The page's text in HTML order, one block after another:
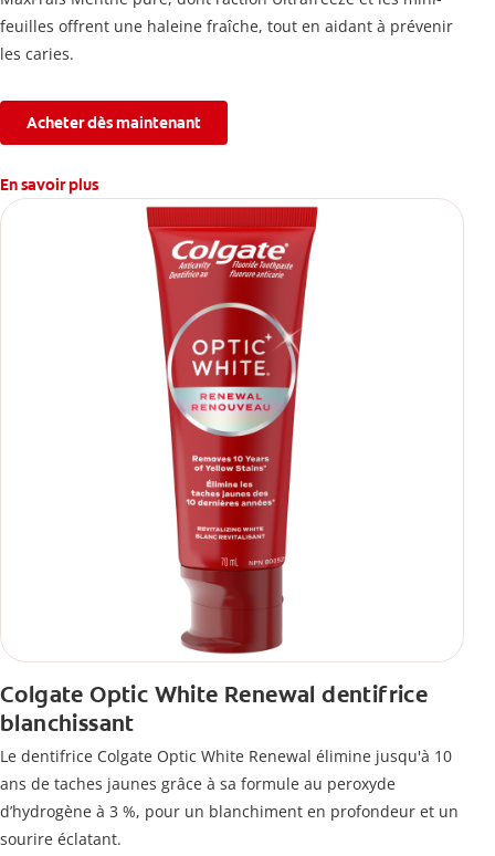
feuilles offrent une haleine fraîche, tout en aidant à prévenir
les caries.
Acheter dès maintenant
En savoir plus
Colgate Optic White Renewal dentifrice
blanchissant
Le dentifrice Colgate Optic White Renewal élimine jusqu'à 10
ans de taches jaunes grâce à sa formule au peroxyde
d’hydrogène à 3 %, pour un blanchiment en profondeur et un
sourire éclatant.